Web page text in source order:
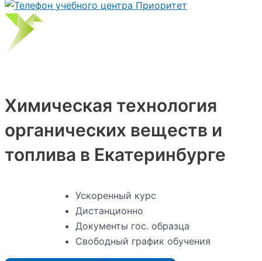
Химическая технология
органических веществ и
топлива в Екатеринбурге
Ускоренный курс
Дистанционно
Документы гос. образца
Свободный график обучения